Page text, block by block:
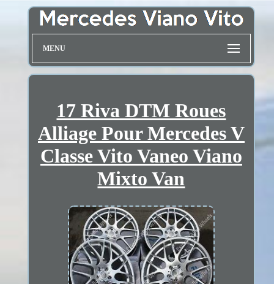
MENU
17 Riva DTM Roues
Alliage Pour Mercedes V
Classe Vito Vaneo Viano
Mixto Van